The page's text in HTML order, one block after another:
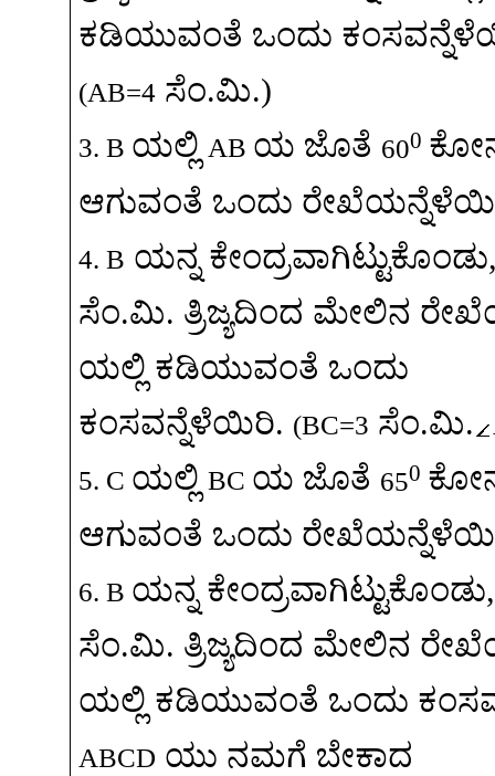
ಕಡಿಯುವಂತೆ ಒಂದು
(AB=4 ಸೆಂ.ಮಿ.)
3. B ಯಲ್ಲಿ AB ಯ ಜೊತೆ 600
ಆಗುವಂತೆ ಒಂದು
4. B ಯನ್ನ ಕೇಂದ್ರವಾಗಿಟ್ಟುಕೊಂಡು
ಸೆಂ.ಮಿ. ತ್ರಿಜ್ಯದಿಂದ ಮೇಲಿನ
ಯಲ್ಲಿ ಕಡಿಯುವಂತೆ ಒಂದು
ಕಂಸವನ್ನೆಳೆಯಿರಿ. (BC=3 ಸೆಂ.ಮಿ.
5. C ಯಲ್ಲಿ BC ಯ ಜೊತೆ 650
ಆಗುವಂತೆ ಒಂದು
6. B ಯನ್ನ ಕೇಂದ್ರವಾಗಿಟ್ಟುಕೊಂಡು
ಸೆಂ.ಮಿ. ತ್ರಿಜ್ಯದಿಂದ ಮೇಲಿನ
ಯಲ್ಲಿ ಕಡಿಯುವಂತೆ ಒಂದು
ABCD ಯು ನಮಗೆ ಬೇಕಾದ